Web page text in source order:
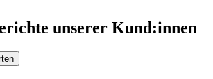
unserer Kund:innen